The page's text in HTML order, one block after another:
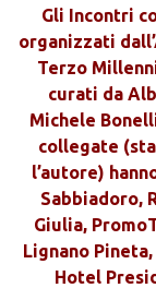
Gli Incontri
organizzati
Terzo
curati da
Michele
collegate
l’autore)
Sabbiadoro,
Giulia,
Lignano
Hotel